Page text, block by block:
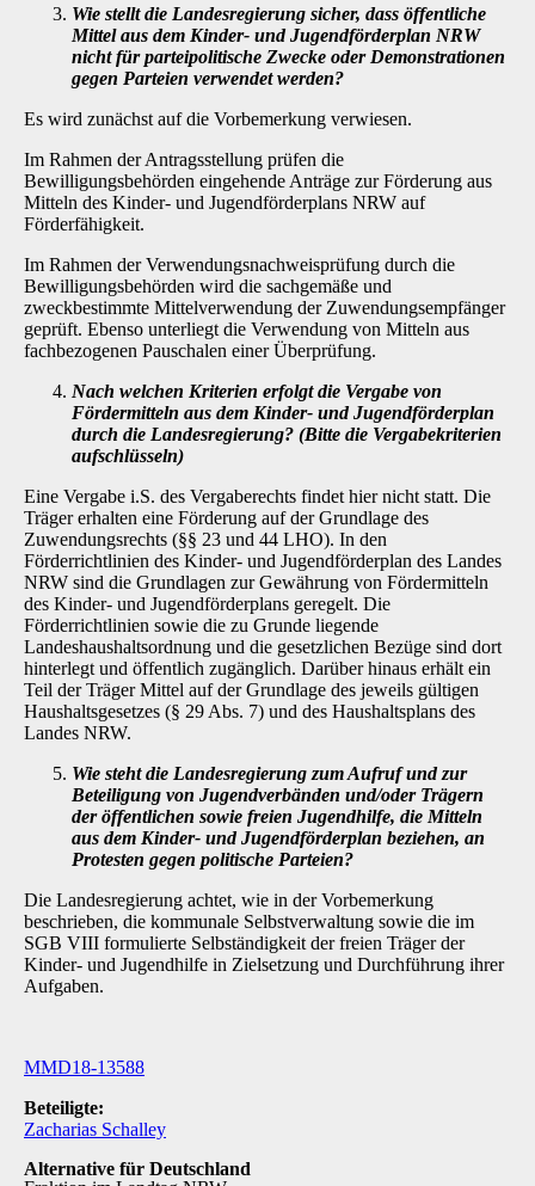
Wie stellt die Landesregierung sicher, dass öffentliche
Mittel aus dem Kinder- und Jugendförderplan NRW
nicht für parteipolitische Zwecke oder Demonstrationen
gegen Parteien verwendet werden?
Es wird zunächst auf die Vorbemerkung verwiesen.
Im Rahmen der Antragsstellung prüfen die
Bewilligungsbehörden eingehende Anträge zur För­derung aus
Mitteln des Kinder- und Jugendförderplans NRW auf
Förderfähigkeit.
Im Rahmen der Verwendungsnachweisprüfung durch die
Bewilligungsbehörden wird die sach­gemäße und
zweckbestimmte Mittelverwendung der Zuwendungsempfänger
geprüft. Ebenso unterliegt die Verwendung von Mitteln aus
fachbezogenen Pauschalen einer Überprüfung.
Nach welchen Kriterien erfolgt die Vergabe von
Fördermitteln aus dem Kinder- und Jugendförderplan
durch die Landesregierung? (Bitte die Vergabekriterien
auf­schlüsseln)
Eine Vergabe i.S. des Vergaberechts findet hier nicht statt. Die
Träger erhalten eine Förderung auf der Grundlage des
Zuwendungsrechts (§§ 23 und 44 LHO). In den
Förderrichtlinien des Kinder- und Jugendförderplan des Landes
NRW sind die Grundlagen zur Gewährung von För­dermitteln
des Kinder- und Jugendförderplans geregelt. Die
Förderrichtlinien sowie die zu Grunde liegende
Landeshaushaltsordnung und die gesetzlichen Bezüge sind dort
hinterlegt und öffentlich zugänglich. Darüber hinaus erhält ein
Teil der Träger Mittel auf der Grundlage des jeweils gültigen
Haushaltsgesetzes (§ 29 Abs. 7) und des Haushaltsplans des
Landes NRW.
Wie steht die Landesregierung zum Aufruf und zur
Beteiligung von Jugendverbän­den und/oder Trägern
der öffentlichen sowie freien Jugendhilfe, die Mitteln
aus dem Kinder- und Jugendförderplan beziehen, an
Protesten gegen politische Par­teien?
Die Landesregierung achtet, wie in der Vorbemerkung
beschrieben, die kommunale Selbstver­waltung sowie die im
SGB VIII formulierte Selbständigkeit der freien Träger der
Kinder- und Jugendhilfe in Zielsetzung und Durchführung ihrer
Aufgaben.
MMD18-13588
Beteiligte:
Zacharias Schalley
Alternative für Deutschland